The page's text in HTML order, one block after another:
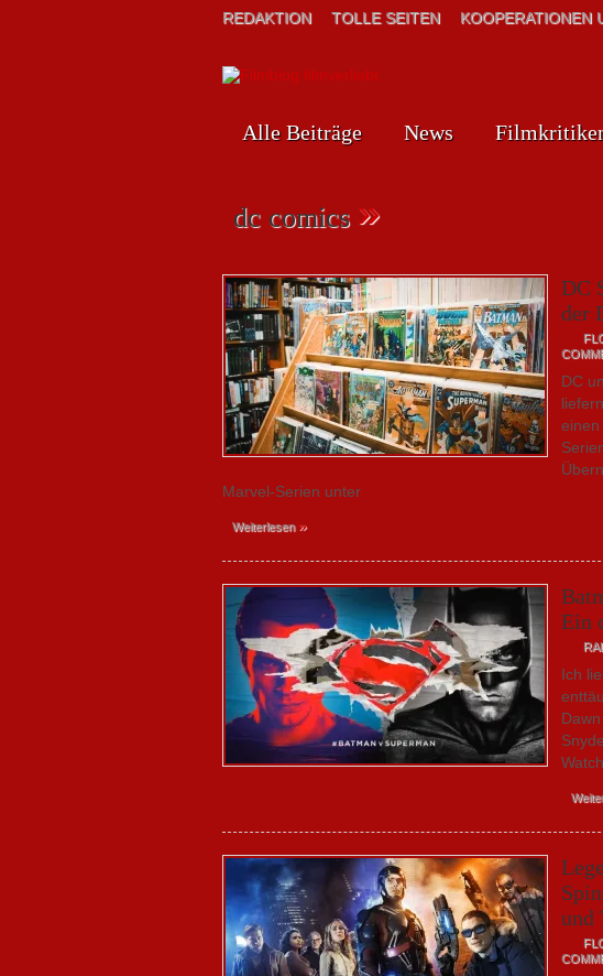
REDAKTION TOLLE SEITEN KOOPERATIONEN
Alle Beiträge News
dc comics »
DC
der
DC
einen
Marvel-Serien unter
Weiterlesen »
Ein
Ich
und